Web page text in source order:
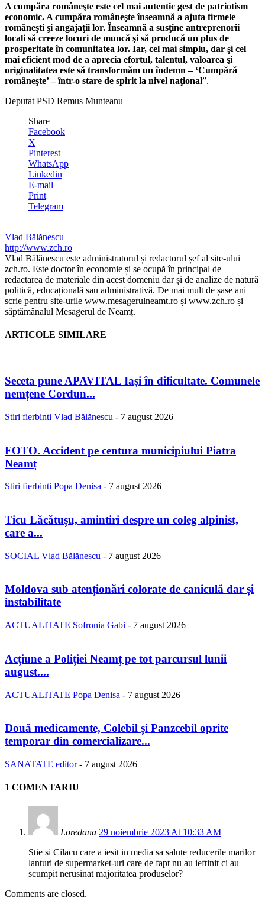
A cumpăra româneşte este cel mai autentic gest de patriotism
economic. A cumpăra româneşte înseamnă a ajuta firmele
româneşti şi angajaţii lor. Înseamnă a susţine antreprenorii
locali să creeze locuri de muncă şi să producă un plus de
prosperitate în comunitatea lor. Iar, cel mai simplu, dar şi cel
mai eficient mod de a aprecia efortul, talentul, valoarea şi
originalitatea este să transformăm un îndemn – ‘Cumpără
româneşte’ – într-o stare de spirit la nivel naţional”.
Deputat PSD Remus Munteanu
Share
Facebook
X
Pinterest
WhatsApp
Linkedin
E-mail
Print
Telegram
Vlad Bălănescu
http://www.zch.ro
Vlad Bălănescu este administratorul și redactorul șef al site-ului
zch.ro. Este doctor în economie și se ocupă în principal de
redactarea de materiale din acest domeniu dar și de analize de natură
politică, educațională sau administrativă. De mai mult de șase ani
scrie pentru site-urile www.mesagerulneamt.ro și www.zch.ro și
săptămânalul Mesagerul de Neamț.
ARTICOLE SIMILARE
Seceta pune APAVITAL Iași în dificultate. Comunele
nemțene Cordun...
Stiri fierbinti Vlad Bălănescu - 7 august 2026
FOTO. Accident pe centura municipiului Piatra
Neamț
Stiri fierbinti Popa Denisa - 7 august 2026
Ticu Lăcătușu, amintiri despre un coleg alpinist,
care a...
SOCIAL Vlad Bălănescu - 7 august 2026
Moldova sub atenționări colorate de caniculă dar și
instabilitate
ACTUALITATE Sofronia Gabi - 7 august 2026
Acțiune a Poliției Neamț pe tot parcursul lunii
august....
ACTUALITATE Popa Denisa - 7 august 2026
Două medicamente, Colebil și Panzcebil oprite
temporar din comercializare...
SANATATE editor - 7 august 2026
1 COMENTARIU
Loredana 29 noiembrie 2023 At 10:33 AM
Stie si Cilacu care a iesit in media sa salute reducerile marilor
lanturi de supermarket-uri care de fapt nu au ieftinit ci au
scumpit nerusinat majoritatea produselor?
Comments are closed.